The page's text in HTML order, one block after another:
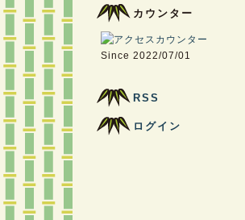
カウンター
Since 2022/07/01
RSS
ログイン